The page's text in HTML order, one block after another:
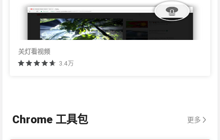
关灯看视频
3.4万
Chrome 工具包 更多